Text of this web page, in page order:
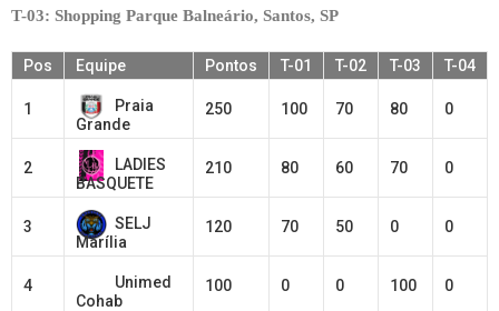
T-03: Shopping Parque Balneário, Santos, SP
Pos Equipe Pontos T-01 T-02 T-03 T-04
1
Praia
Grande
250 100 70 80 0
2
LADIES
BASQUETE
210 80 60 70 0
3
SELJ
Marília
120 70 50 0 0
4
Unimed
Cohab
100 0 0 100 0